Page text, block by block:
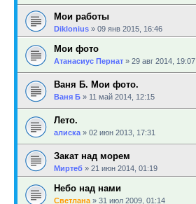
Мои работы
Diklonius » 09 янв 2015, 16:46
Мои фото
Атанасиус Пернат » 29 авг 2014, 19:07
Ваня Б. Мои фото.
Ваня Б » 11 май 2014, 12:15
Лето.
алиска » 02 июн 2013, 17:31
Закат над морем
Миртеб » 21 июн 2014, 01:19
Небо над нами
Светлана » 31 июл 2009, 01:14